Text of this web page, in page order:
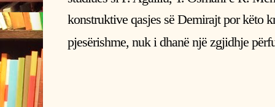
konstruktive qasjes së Demirajt por këto
pjesërishme, nuk i dhanë një zgjidhje